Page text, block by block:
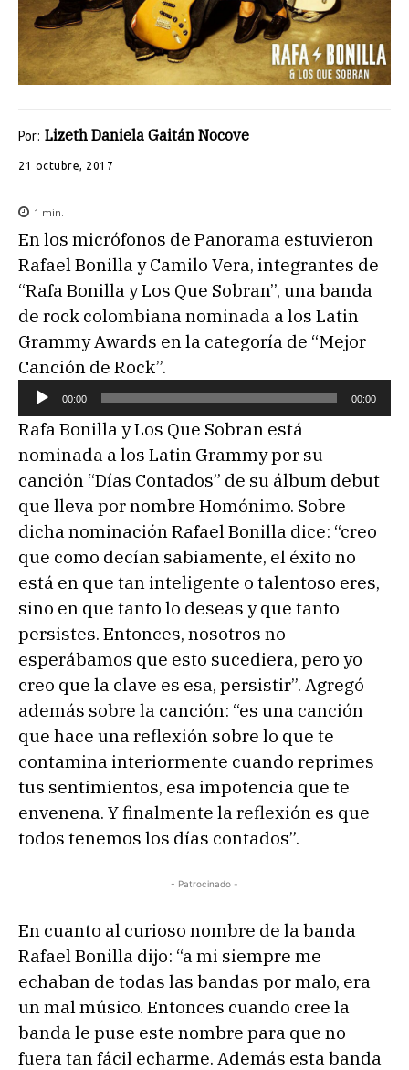
Por: Lizeth Daniela Gaitán Nocove
21 octubre, 2017
1 min.
En los micrófonos de Panorama estuvieron
Rafael Bonilla y Camilo Vera, integrantes de
“Rafa Bonilla y Los Que Sobran”, una banda
de rock colombiana nominada a los Latin
Grammy Awards en la categoría de “Mejor
Canción de Rock”.
e
p
r
o
d
u
c
t
o
r
d
e
a
u
d
i
o
00:00 00:00
Rafa Bonilla y Los Que Sobran está
nominada a los Latin Grammy por su
canción “Días Contados” de su álbum debut
que lleva por nombre Homónimo. Sobre
dicha nominación Rafael Bonilla dice: “creo
que como decían sabiamente, el éxito no
está en que tan inteligente o talentoso eres,
sino en que tanto lo deseas y que tanto
persistes. Entonces, nosotros no
esperábamos que esto sucediera, pero yo
creo que la clave es esa, persistir”. Agregó
además sobre la canción: “es una canción
que hace una reflexión sobre lo que te
contamina interiormente cuando reprimes
tus sentimientos, esa impotencia que te
envenena. Y finalmente la reflexión es que
todos tenemos los días contados”.
- Patrocinado -
En cuanto al curioso nombre de la banda
Rafael Bonilla dijo: “a mi siempre me
echaban de todas las bandas por malo, era
un mal músico. Entonces cuando cree la
banda le puse este nombre para que no
fuera tan fácil echarme. Además esta banda